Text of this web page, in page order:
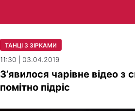
ТАНЦІ З ЗІРКАМИ
11:30 | 03.04.2019
З’явилося чарівне відео
помітно підріс